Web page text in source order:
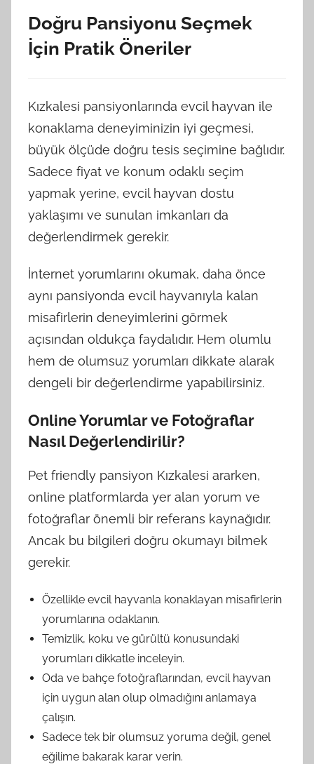
Doğru Pansiyonu Seçmek
İçin Pratik Öneriler
Kızkalesi pansiyonlarında evcil hayvan ile
konaklama deneyiminizin iyi geçmesi,
büyük ölçüde doğru tesis seçimine bağlıdır.
Sadece fiyat ve konum odaklı seçim
yapmak yerine, evcil hayvan dostu
yaklaşımı ve sunulan imkanları da
değerlendirmek gerekir.
İnternet yorumlarını okumak, daha önce
aynı pansiyonda evcil hayvanıyla kalan
misafirlerin deneyimlerini görmek
açısından oldukça faydalıdır. Hem olumlu
hem de olumsuz yorumları dikkate alarak
dengeli bir değerlendirme yapabilirsiniz.
Online Yorumlar ve Fotoğraflar
Nasıl Değerlendirilir?
Pet friendly pansiyon Kızkalesi ararken,
online platformlarda yer alan yorum ve
fotoğraflar önemli bir referans kaynağıdır.
Ancak bu bilgileri doğru okumayı bilmek
gerekir.
Özellikle evcil hayvanla konaklayan misafirlerin
yorumlarına odaklanın.
Temizlik, koku ve gürültü konusundaki
yorumları dikkatle inceleyin.
Oda ve bahçe fotoğraflarından, evcil hayvan
için uygun alan olup olmadığını anlamaya
çalışın.
Sadece tek bir olumsuz yoruma değil, genel
eğilime bakarak karar verin.